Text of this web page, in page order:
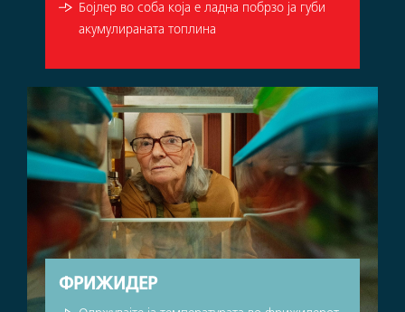
Бојлер во соба која е ладна побрзо ја губи
акумулираната топлина
ФРИЖИДЕР